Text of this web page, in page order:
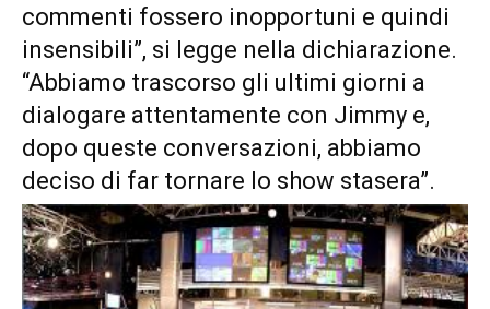
commenti fossero inopportuni e quindi
insensibili”, si legge nella dichiarazione.
“Abbiamo trascorso gli ultimi giorni a
dialogare attentamente con Jimmy e,
dopo queste conversazioni, abbiamo
deciso di far tornare lo show stasera”.